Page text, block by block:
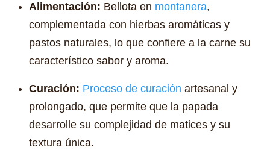
Alimentación: Bellota en montanera,
complementada con hierbas aromáticas y
pastos naturales, lo que confiere a la carne su
característico sabor y aroma.
Curación: Proceso de curación artesanal y
prolongado, que permite que la papada
desarrolle su complejidad de matices y su
textura única.